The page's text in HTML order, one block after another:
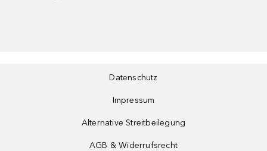
Datenschutz
Impressum
Alternative Streitbeilegung
AGB & Widerrufsrecht